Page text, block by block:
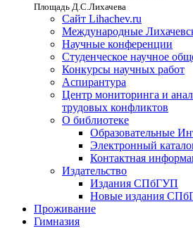
Площадь Д.С.Лихачева
Сайт Lihachev.ru
Международные
Научные конференции
Студенческое научное
Конкурсы научных работ
Аспирантура
Центр мониторинга и
трудовых конфликтов
О библиотеке
Образовательные
Электронный
Контактная
Издательство
Издания СПбГУП
Новые издания
Проживание
Гимназия